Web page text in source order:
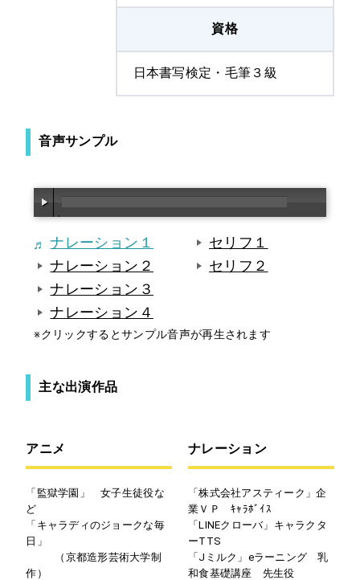
資格
日本書写検定・毛筆３級
音声サンプル
ナレーション１
ナレーション２
ナレーション３
ナレーション４
セリフ１
セリフ２
※クリックするとサンプル音声が再生されます
主な出演作品
アニメ
「監獄学園」 女子生徒役な
ど
「キャラディのジョークな毎
日」
（京都造形芸術大学制
作）
ナレーション
「株式会社アスティーク」企
業ＶＰ ｷｬﾗﾎﾞｲｽ
「LINEクローバ」キャラクタ
ーTTS
「Jミルク」eラーニング 乳
和食基礎講座 先生役